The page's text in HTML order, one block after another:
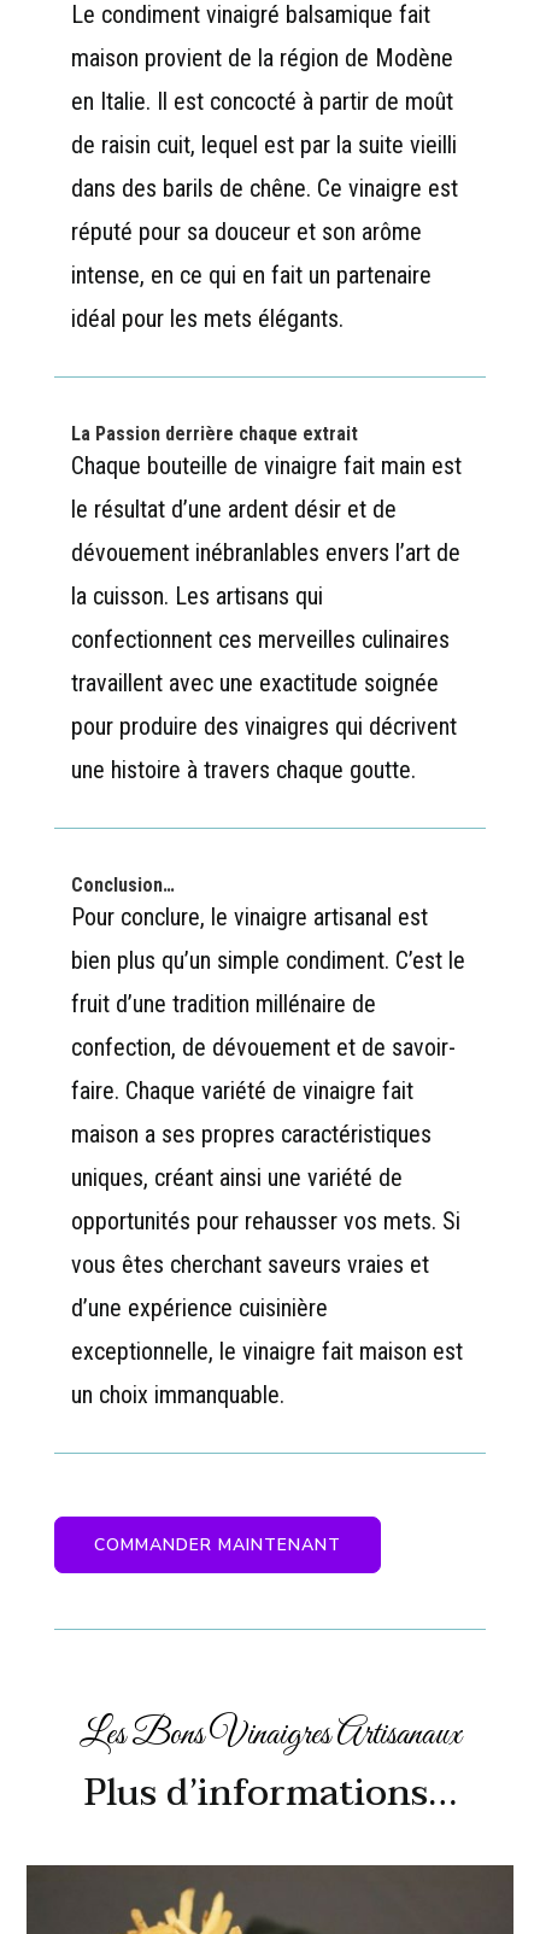
Le condiment vinaigré balsamique fait
maison provient de la région de Modène
en Italie. Il est concocté à partir de moût
de raisin cuit, lequel est par la suite vieilli
dans des barils de chêne. Ce vinaigre est
réputé pour sa douceur et son arôme
intense, en ce qui en fait un partenaire
idéal pour les mets élégants.
La Passion derrière chaque extrait
Chaque bouteille de vinaigre fait main est
le résultat d’une ardent désir et de
dévouement inébranlables envers l’art de
la cuisson. Les artisans qui
confectionnent ces merveilles culinaires
travaillent avec une exactitude soignée
pour produire des vinaigres qui décrivent
une histoire à travers chaque goutte.
Conclusion…
Pour conclure, le vinaigre artisanal est
bien plus qu’un simple condiment. C’est le
fruit d’une tradition millénaire de
confection, de dévouement et de savoir-
faire. Chaque variété de vinaigre fait
maison a ses propres caractéristiques
uniques, créant ainsi une variété de
opportunités pour rehausser vos mets. Si
vous êtes cherchant saveurs vraies et
d’une expérience cuisinière
exceptionnelle, le vinaigre fait maison est
un choix immanquable.
COMMANDER MAINTENANT
Les Bons Vinaigres Artisanaux
Plus d’informations…